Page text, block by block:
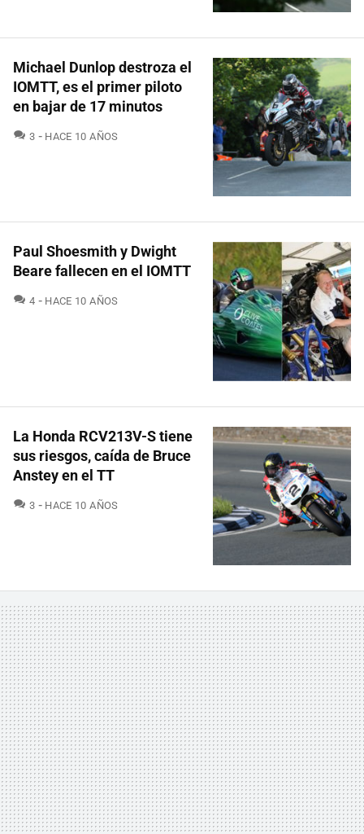
Michael Dunlop destroza el
IOMTT, es el primer piloto
en bajar de 17 minutos
3 COMENTARIOS
HACE 10 AÑOS
Paul Shoesmith y Dwight
Beare fallecen en el IOMTT
4 COMENTARIOS
HACE 10 AÑOS
La Honda RCV213V-S tiene
sus riesgos, caída de Bruce
Anstey en el TT
3 COMENTARIOS
HACE 10 AÑOS